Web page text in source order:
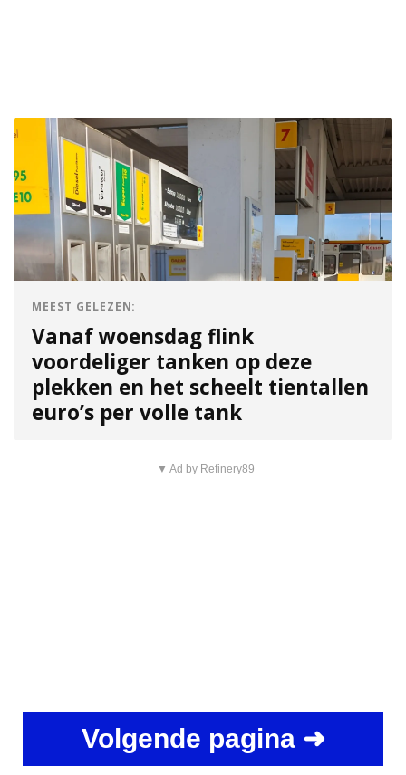
MEEST GELEZEN:
Vanaf woensdag flink
voordeliger tanken op deze
plekken en het scheelt tientallen
euro’s per volle tank
▼ Ad by Refinery89
Volgende pagina ➜